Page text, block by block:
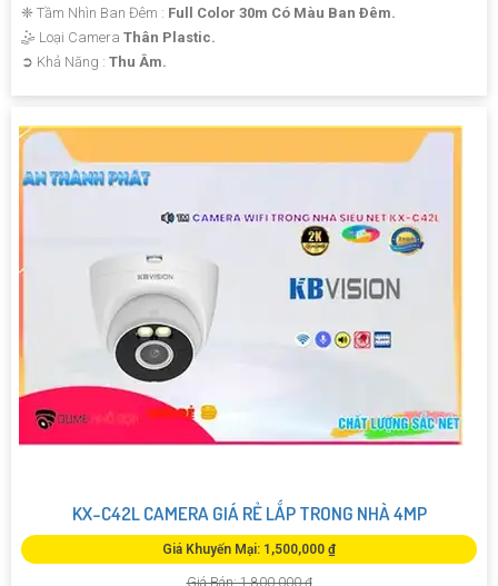
❈ Tầm Nhìn Ban Đêm : Full Color 30m Có Màu Ban Ðêm.
🤹 Loại Camera Thân Plastic.
️➲ Khả Năng : Thu Âm.
KX-C42L CAMERA GIÁ RẺ LẮP TRONG NHÀ 4MP
Giá Khuyến Mại: 1,500,000 ₫
Giá Bán: 1,800,000 ₫